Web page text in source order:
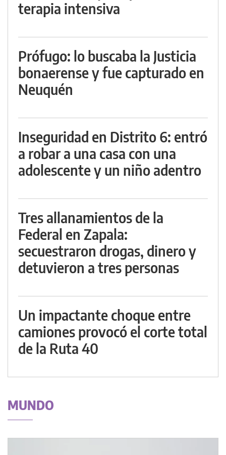
terapia intensiva
Prófugo: lo buscaba la Justicia
bonaerense y fue capturado en
Neuquén
Inseguridad en Distrito 6: entró
a robar a una casa con una
adolescente y un niño adentro
Tres allanamientos de la
Federal en Zapala:
secuestraron drogas, dinero y
detuvieron a tres personas
Un impactante choque entre
camiones provocó el corte total
de la Ruta 40
MUNDO